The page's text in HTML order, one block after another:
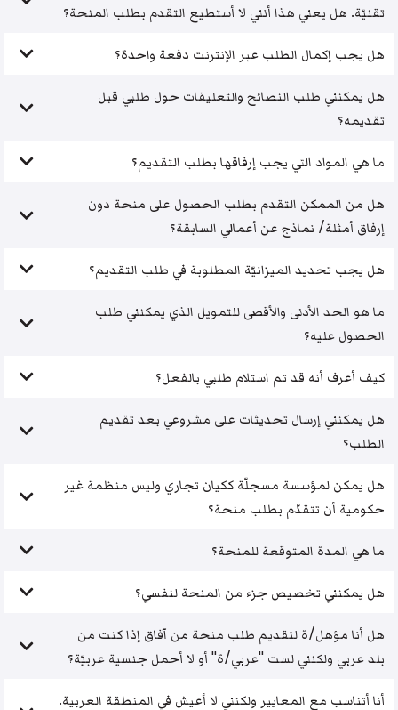
تقنيّة. هل يعني هذا أنني لا أستطيع التقدم بطلب المنحة؟
هل يجب إكمال الطلب عبر الإنترنت دفعة واحدة؟
هل يمكنني طلب النصائح والتعليقات حول طلبي قبل
تقديمه؟
ما هي المواد التي يجب إرفاقها بطلب التقديم؟
هل من الممكن التقدم بطلب الحصول على منحة دون
إرفاق أمثلة/ نماذج عن أعمالي السابقة؟
هل يجب تحديد الميزانيّة المطلوبة في طلب التقديم؟
ما هو الحد الأدنى والأقصى للتمويل الذي يمكنني طلب
الحصول عليه؟
كيف أعرف أنه قد تم استلام طلبي بالفعل؟
هل يمكنني إرسال تحديثات على مشروعي بعد تقديم
الطلب؟
هل يمكن لمؤسسة مسجلّة ككيان تجاري وليس منظمة غير
حكومية أن تتقدّم بطلب منحة؟
ما هي المدة المتوقعة للمنحة؟
هل يمكنني تخصيص جزء من المنحة لنفسي؟
هل أنا مؤهل/ة لتقديم طلب منحة من آفاق إذا كنت من
بلد عربي ولكنني لست "عربي/ة" أو لا أحمل جنسية عربيّة؟
أنا أتناسب مع المعايير ولكنني لا أعيش في المنطقة العربية.